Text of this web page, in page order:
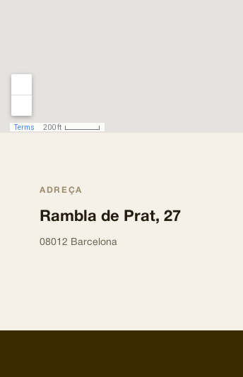
ADREÇA
Rambla de Prat, 27
08012 Barcelona